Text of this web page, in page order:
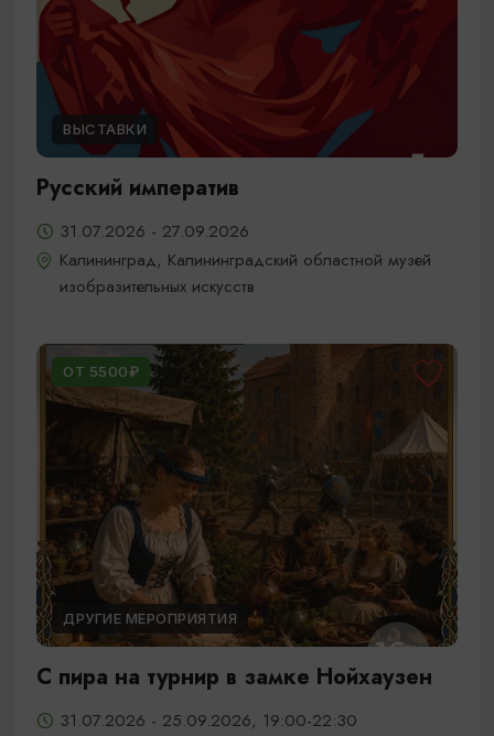
ВЫСТАВКИ
Русский императив
31.07.2026 - 27.09.2026
Калининград, Калининградский областной музей
изобразительных искусств
ОТ 5500₽
ДРУГИЕ МЕРОПРИЯТИЯ
С пира на турнир в замке Нойхаузен
31.07.2026 - 25.09.2026, 19:00-22:30